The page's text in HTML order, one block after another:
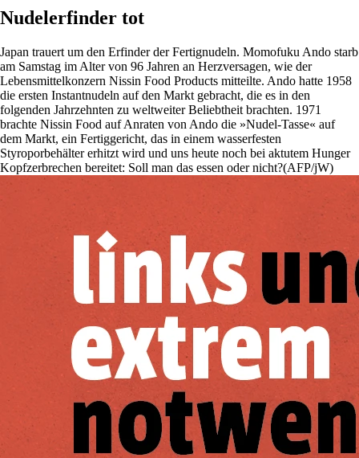
Nudelerfinder tot
Japan trauert um den Erfinder der Fertignudeln. Momofuku Ando starb
am Samstag im Alter von 96 Jahren an Herzversagen, wie der
Lebensmittelkonzern Nissin Food Products mitteilte. Ando hatte 1958
die ersten Instantnudeln auf den Markt gebracht, die es in den
folgenden Jahrzehnten zu weltweiter Beliebtheit brachten. 1971
brachte Nissin Food auf Anraten von Ando die »Nudel-Tasse« auf
dem Markt, ein Fertiggericht, das in einem wasserfesten
Styroporbehälter erhitzt wird und uns heute noch bei aktutem Hunger
Kopfzerbrechen bereitet: Soll man das essen oder nicht?(AFP/jW)